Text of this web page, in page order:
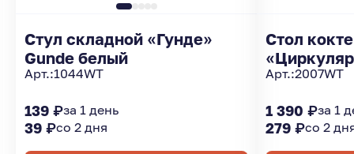
Стул складной «Гунде»
Gunde белый
Арт.:1044WT
139 ₽за 1 день
39 ₽со 2 дня
Стол
Арт.:2007WT
1 390 ₽за 1
279 ₽со 2